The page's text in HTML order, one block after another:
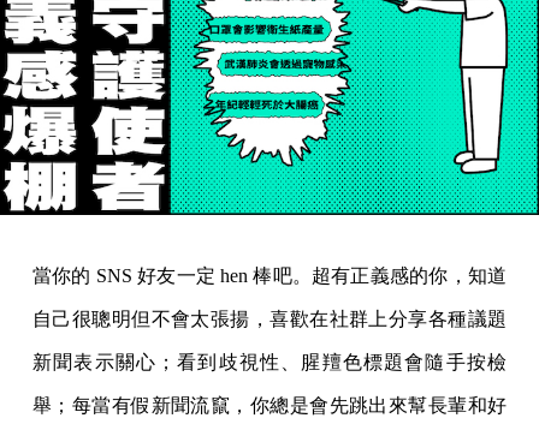
當你的 SNS 好友一定 hen 棒吧。超有正義感的你，知道
自己很聰明但不會太張揚，喜歡在社群上分享各種議題
新聞表示關心；看到歧視性、腥羶色標題會隨手按檢
舉；每當有假新聞流竄，你總是會先跳出來幫長輩和好